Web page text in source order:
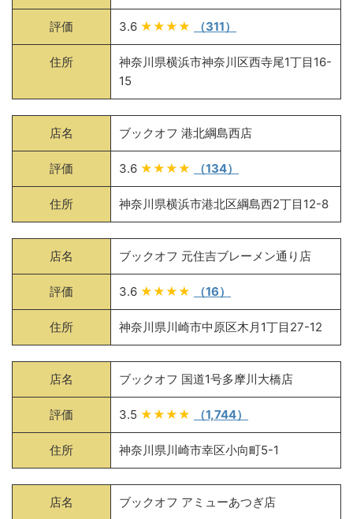
評価 3.6 ★★★★ （311）
住所
神奈川県横浜市神奈川区西寺尾1丁目16-
15
店名 ブックオフ 港北綱島西店
評価 3.6 ★★★★ （134）
住所 神奈川県横浜市港北区綱島西2丁目12-8
店名 ブックオフ 元住吉ブレーメン通り店
評価 3.6 ★★★★ （16）
住所 神奈川県川崎市中原区木月1丁目27-12
店名 ブックオフ 国道1号多摩川大橋店
評価 3.5 ★★★★ （1,744）
住所 神奈川県川崎市幸区小向町5-1
店名 ブックオフ アミューあつぎ店